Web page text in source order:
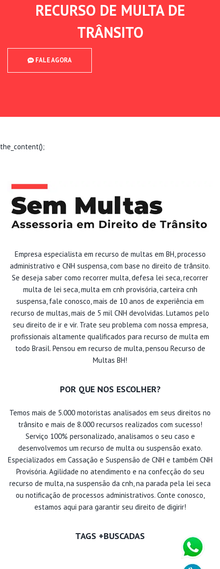
RECURSO DE MULTA DE
TRÂNSITO
FALE AGORA
the_content();
Empresa especialista em recurso de multas em BH, processo
administrativo e CNH suspensa, com base no direito de trânsito.
Se deseja saber como recorrer multa, defesa lei seca, recorrer
multa de lei seca, multa em cnh provisória, carteira cnh
suspensa, fale conosco, mais de 10 anos de experiência em
recurso de multas, mais de 5 mil CNH devolvidas. Lutamos pelo
seu direito de ir e vir. Trate seu problema com nossa empresa,
profissionais altamente qualificados para recurso de multa em
todo Brasil. Pensou em recurso de multa, pensou Recurso de
Multas BH!
TAGS +BUSCADAS
POR QUE NOS ESCOLHER?
Temos mais de 5.000 motoristas analisados em seus direitos no
trânsito e mais de 8.000 recursos realizados com sucesso!
Serviço 100% personalizado, analisamos o seu caso e
desenvolvemos um recurso de multa ou suspensão exato.
Especializados em Cassação e Suspensão de CNH e também CNH
Provisória. Agilidade no atendimento e na confecção do seu
recurso de multa, na suspensão da cnh, na parada pela lei seca
ou notificação de processos administrativos. Conte conosco,
estamos aqui para garantir seu direito de digirir!